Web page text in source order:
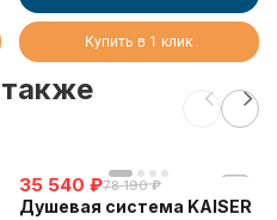
Купить в 1 клик
35 540 ₽78 190 ₽
Душевая система KAISER